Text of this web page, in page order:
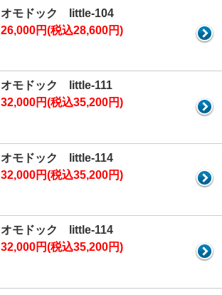
オモドック little-104
26,000円(税込28,600円)
オモドック little-111
32,000円(税込35,200円)
オモドック little-114
32,000円(税込35,200円)
オモドック little-114
32,000円(税込35,200円)